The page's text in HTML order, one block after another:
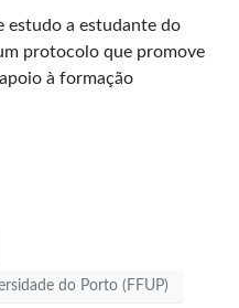
estudo a estudante do
protocolo que promove
à formação
do Porto (FFUP)